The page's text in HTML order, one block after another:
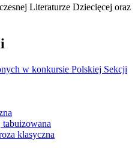
w konkursie Polskiej Sekcji
klasyczna